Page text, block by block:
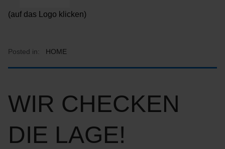
(auf das Logo klicken)
Posted in: HOME
WIR CHECKEN
DIE LAGE!